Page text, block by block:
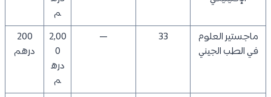
م
ماجستير العلوم
في الطب الجيني
33
—
2,00
0
دره
م
200
درهم